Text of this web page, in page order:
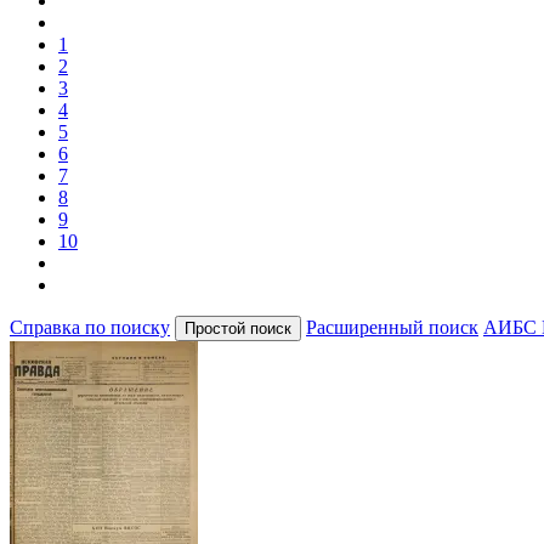
1
2
3
4
5
6
7
8
9
10
Справка по поиску Расширенный поиск АИБС